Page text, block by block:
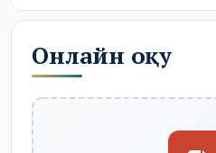
Онлайн оқу